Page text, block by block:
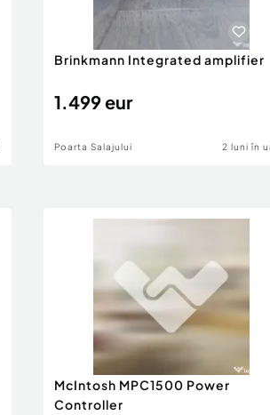
Brinkmann Integrated amplifier
1.499 eur
Poarta Salajului 2 luni în
McIntosh MPC1500 Power
Controller